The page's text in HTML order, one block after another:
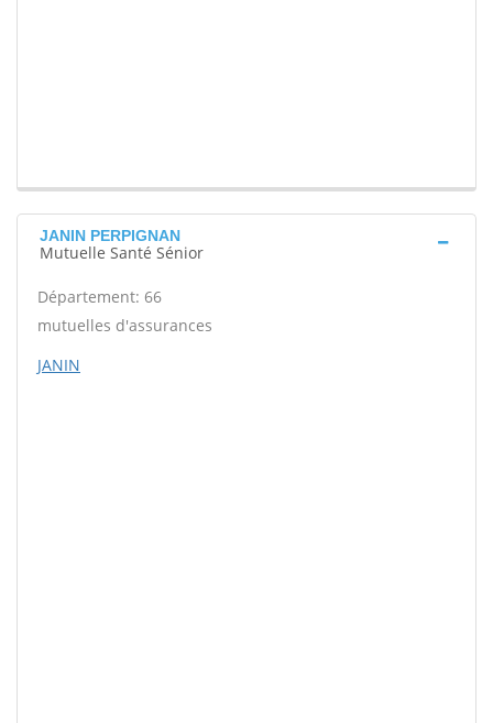
JANIN PERPIGNAN
Mutuelle Santé Sénior
Département: 66
mutuelles d'assurances
JANIN